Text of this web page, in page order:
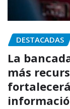
DESTACADAS
La
más